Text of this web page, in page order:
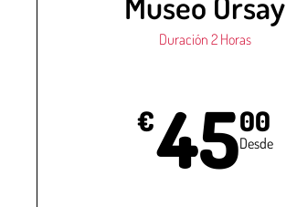
Duración 2 Horas
€4500
Desde